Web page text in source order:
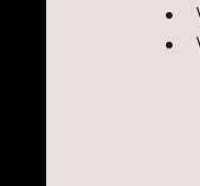
Eksploatacja